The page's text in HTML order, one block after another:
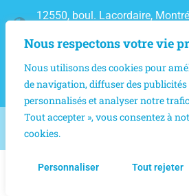
Nous respectons votre vie
Nous utilisons des cookies pour
de navigation, diffuser des
personnalisés et analyser notre
Tout accepter », vous consentez à
cookies.
Personnaliser Tout rejeter
12550, boul. Lacordaire,
9825 rue Verville, Montréal
(514) 327-6667
2025 © Centre des Espoirs et des